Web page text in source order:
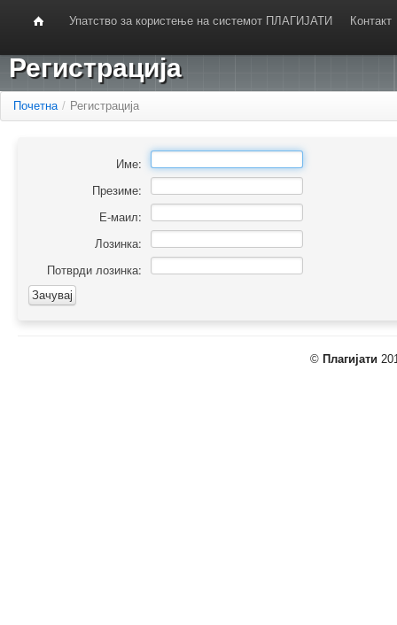
Упатство за користење на системот ПЛАГИЈАТИ Контакт
Регистрација
Почетна / Регистрација
Име:
Презиме:
Е-маил:
Лозинка:
Потврди лозинка:
© Плагијати